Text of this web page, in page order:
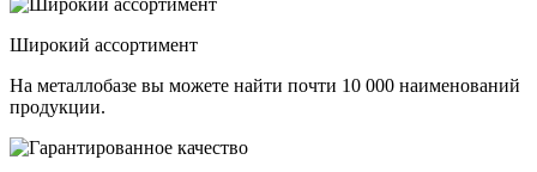
Широкий ассортимент
На металлобазе вы можете найти почти 10 000 наименований
продукции.